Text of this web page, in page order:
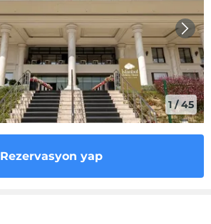
1/45
Rezervasyon yap